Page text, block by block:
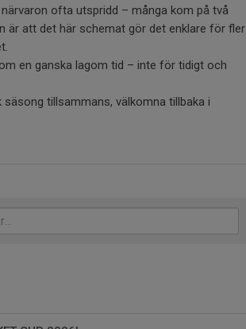
ofta utspridd – många kom på två
är att det här schemat gör det enklare för fler
en ganska lagom tid – inte för tidigt och
tillsammans, välkomna tillbaka i